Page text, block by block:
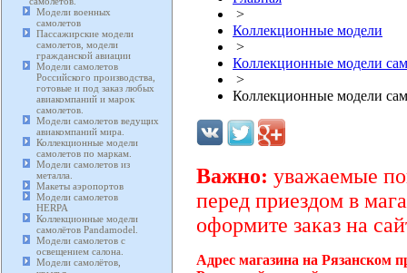
Модели военных
самолетов
Пассажирские модели
самолетов, модели
гражданской авиации
Модели самолетов
Российского производства,
готовые и под заказ любых
авиакомпаний и марок
самолетов.
Модели самолетов ведущих
авиакомпаний мира.
Коллекционные модели
самолетов по маркам.
Модели самолетов из
металла.
Макеты аэропортов
Модели самолетов
HERPA
Коллекционные модели
самолётов Pandamodel.
Модели самолетов с
освещением салона.
Модели самолётов,
>
Коллекционные модели
>
Коллекционные модели
>
Коллекционные модели
Важно: уважаемые
перед приездом в
оформите заказ на
Адрес магазина на Рязанском